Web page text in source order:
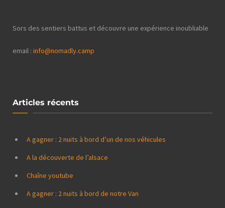
Sors des sentiers battus et découvre une expérience inoubliable
email : info@nomadly.camp
Articles récents
A gagner : 2 nuits à bord d’un de nos véhicules
A la découverte de l’alsace
Chaîne youtube
A gagner : 2 nuits à bord de notre Van